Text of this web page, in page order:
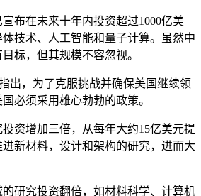
在未来十年内投资超过1000亿美
技术、人工智能和量子计算。虽然中
标，但其规模不容忽视。
，为了克服挑战并确保美国继续领
必须采用雄心勃勃的政策。
增加三倍，从每年大约15亿美元提
新材料，设计和架构的研究，进而大
究投资翻倍，如材料科学、计算机